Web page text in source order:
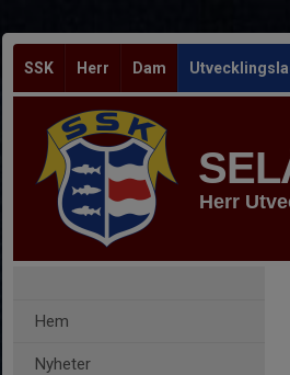
SSK Herr Dam
Herr
Hem
Nyheter